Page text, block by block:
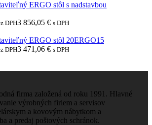
ERGO stôl s nadstavbou
DPH3 856,05 € s DPH
ERGO stôl 20ERGO15
DPH3 471,06 € s DPH
firma založená od roku 1991. Hlavné
výrobných firiem a servisov
a kovovým nábytkom a
a predaj poštových schránok.